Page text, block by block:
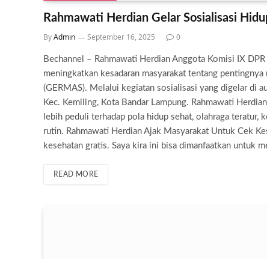
Rahmawati Herdian Gelar Sosialisasi
ByAdmin September 16, 2025 0
Bechannel – Rahmawati Herdian Anggota Komisi IX
meningkatkan kesadaran masyarakat tentang
(GERMAS). Melalui kegiatan sosialisasi yang digelar di
Kec. Kemiling, Kota Bandar Lampung. Rahmawati
lebih peduli terhadap pola hidup sehat, olahraga teratur,
rutin. Rahmawati Herdian Ajak Masyarakat Untuk Cek
kesehatan gratis. Saya kira ini bisa dimanfaatkan untuk
READ MORE